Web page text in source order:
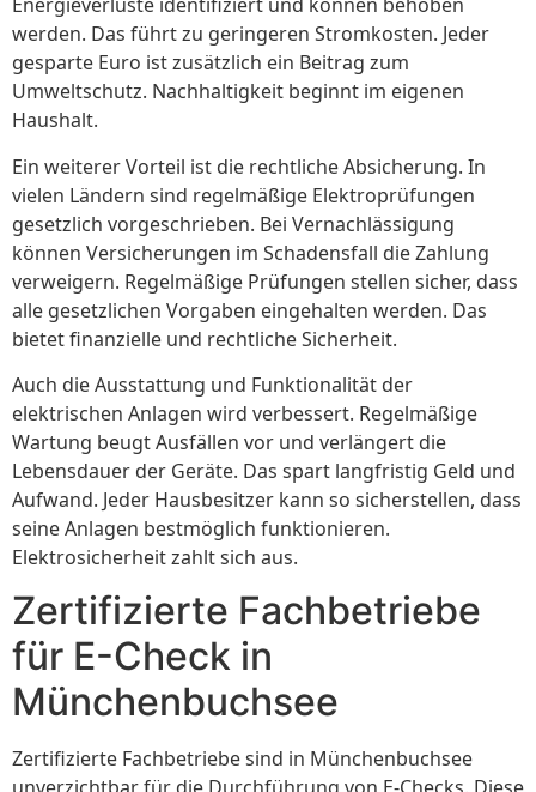
werden. Das führt zu geringeren Stromkosten. Jeder
gesparte Euro ist zusätzlich ein Beitrag zum
Umweltschutz. Nachhaltigkeit beginnt im eigenen
Haushalt.
Ein weiterer Vorteil ist die rechtliche Absicherung. In
vielen Ländern sind regelmäßige Elektroprüfungen
gesetzlich vorgeschrieben. Bei Vernachlässigung
können Versicherungen im Schadensfall die Zahlung
verweigern. Regelmäßige Prüfungen stellen sicher, dass
alle gesetzlichen Vorgaben eingehalten werden. Das
bietet finanzielle und rechtliche Sicherheit.
Auch die Ausstattung und Funktionalität der
elektrischen Anlagen wird verbessert. Regelmäßige
Wartung beugt Ausfällen vor und verlängert die
Lebensdauer der Geräte. Das spart langfristig Geld und
Aufwand. Jeder Hausbesitzer kann so sicherstellen, dass
seine Anlagen bestmöglich funktionieren.
Elektrosicherheit zahlt sich aus.
Zertifizierte Fachbetriebe
für E-Check in
Münchenbuchsee
Zertifizierte Fachbetriebe sind in Münchenbuchsee